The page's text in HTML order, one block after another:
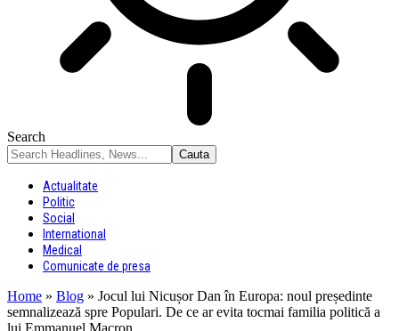
Search
Actualitate
Politic
Social
International
Medical
Comunicate de presa
Home » Blog » Jocul lui Nicușor Dan în Europa: noul președinte
semnalizează spre Populari. De ce ar evita tocmai familia politică a
lui Emmanuel Macron